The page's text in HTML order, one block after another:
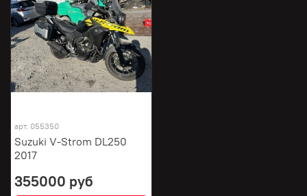
арт. 055350
Suzuki V-Strom DL250
2017
355000 руб